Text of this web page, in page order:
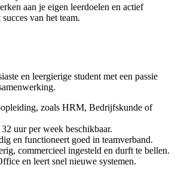
aan je eigen leerdoelen en actief
van het team.
en leergierige student met een passie
zoals HRM, Bedrijfskunde of
uur per week beschikbaar.
en functioneert goed in teamverband.
commercieel ingesteld en durft te bellen.
en leert snel nieuwe systemen.